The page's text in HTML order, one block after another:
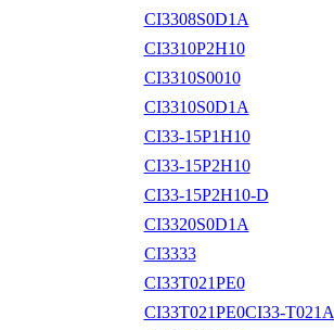
CI3308S0D1A
CI3310P2H10
CI3310S0010
CI3310S0D1A
CI33-15P1H10
CI33-15P2H10
CI33-15P2H10-D
CI3320S0D1A
CI3333
CI33T021PE0
CI33T021PE0CI33-T021A